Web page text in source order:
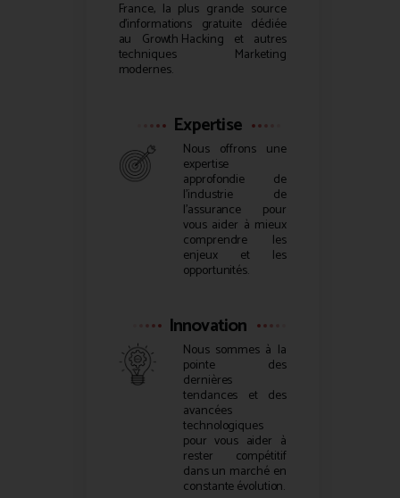
France, la plus grande source
d’informations gratuite dédiée
au Growth Hacking et autres
techniques Marketing
modernes.
Expertise
Nous offrons une
expertise
approfondie de
l’industrie de
l’assurance pour
vous aider à mieux
comprendre les
enjeux et les
opportunités.
Innovation
Nous sommes à la
pointe des
dernières
tendances et des
avancées
technologiques
pour vous aider à
rester compétitif
dans un marché en
constante évolution.